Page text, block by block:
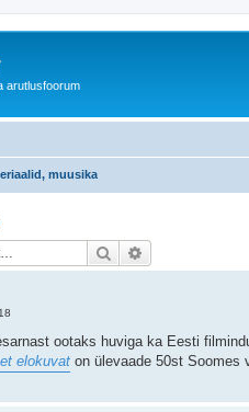
arutlusfoorum
muusika
Otsi
ootaks huviga ka Eesti
elokuvat on ülevaade 50st Soomes